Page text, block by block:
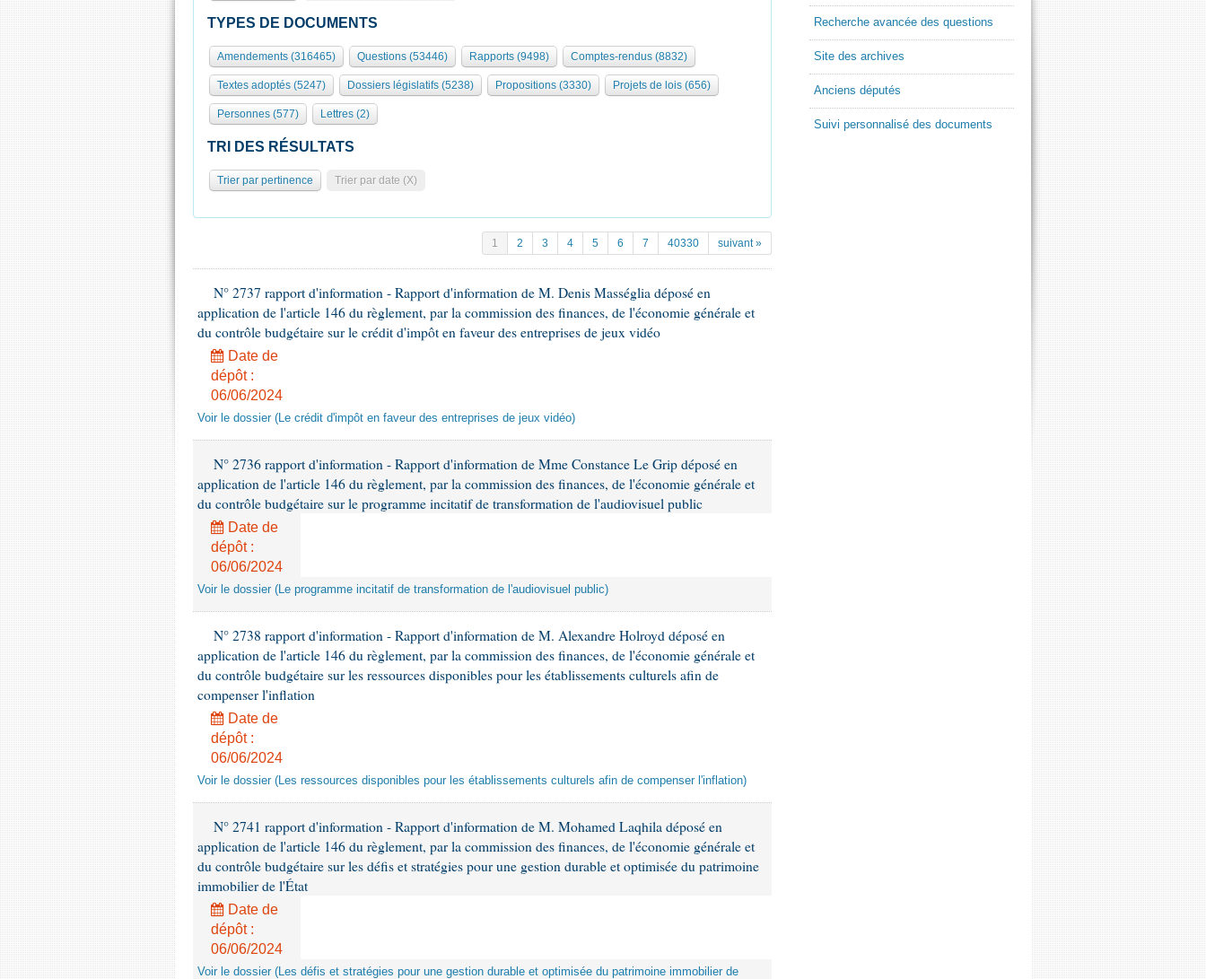
TYPES DE DOCUMENTS
Amendements (316465) Questions (53446) Rapports (9498) Comptes-rendus (8832)
Textes adoptés (5247) Dossiers législatifs (5238) Propositions (3330) Projets de lois (656)
Personnes (577) Lettres (2)
TRI DES RÉSULTATS
Trier par pertinence Trier par date (X)
1 2 3 4 5 6 7 40330 suivant »
N° 2737 rapport d'information - Rapport d'information de M. Denis Masséglia déposé en
application de l'article 146 du règlement, par la commission des finances, de l'économie générale et
du contrôle budgétaire sur le crédit d'impôt en faveur des entreprises de jeux vidéo
Date de
dépôt :
06/06/2024
Voir le dossier (Le crédit d'impôt en faveur des entreprises de jeux vidéo)
N° 2736 rapport d'information - Rapport d'information de Mme Constance Le Grip déposé en
application de l'article 146 du règlement, par la commission des finances, de l'économie générale et
du contrôle budgétaire sur le programme incitatif de transformation de l'audiovisuel public
Date de
dépôt :
06/06/2024
Voir le dossier (Le programme incitatif de transformation de l'audiovisuel public)
N° 2738 rapport d'information - Rapport d'information de M. Alexandre Holroyd déposé en
application de l'article 146 du règlement, par la commission des finances, de l'économie générale et
du contrôle budgétaire sur les ressources disponibles pour les établissements culturels afin de
compenser l'inflation
Date de
dépôt :
06/06/2024
Voir le dossier (Les ressources disponibles pour les établissements culturels afin de compenser l'inflation)
N° 2741 rapport d'information - Rapport d'information de M. Mohamed Laqhila déposé en
application de l'article 146 du règlement, par la commission des finances, de l'économie générale et
du contrôle budgétaire sur les défis et stratégies pour une gestion durable et optimisée du patrimoine
immobilier de l'État
Date de
dépôt :
06/06/2024
Voir le dossier (Les défis et stratégies pour une gestion durable et optimisée du patrimoine immobilier de
Recherche avancée des questions
Site des archives
Anciens députés
Suivi personnalisé des documents